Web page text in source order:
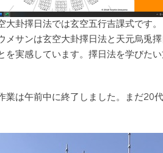
卦擇日法では玄空五行吉課式です。
メサンは玄空大卦擇日法と天元烏兎
実感しています。擇日法を学びたい
業は午前中に終了しました。まだ20